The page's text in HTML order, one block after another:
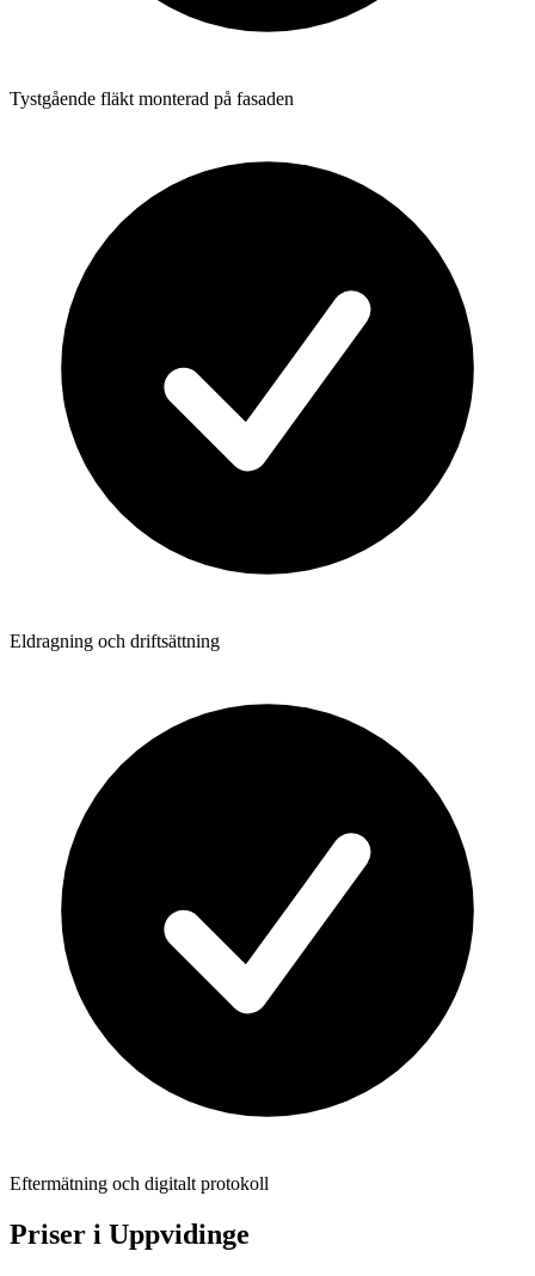
Tystgående fläkt monterad på fasaden
Eldragning och driftsättning
Eftermätning och digitalt protokoll
Priser i Uppvidinge